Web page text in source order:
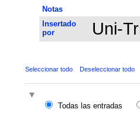
Notas
Insertado
por
Uni-
Seleccionar todo Deseleccionar todo
Todas las entradas